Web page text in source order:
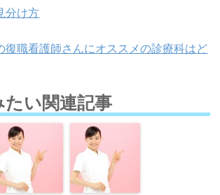
分け方
復職看護師さんにオススメの診療科はど
い関連記事